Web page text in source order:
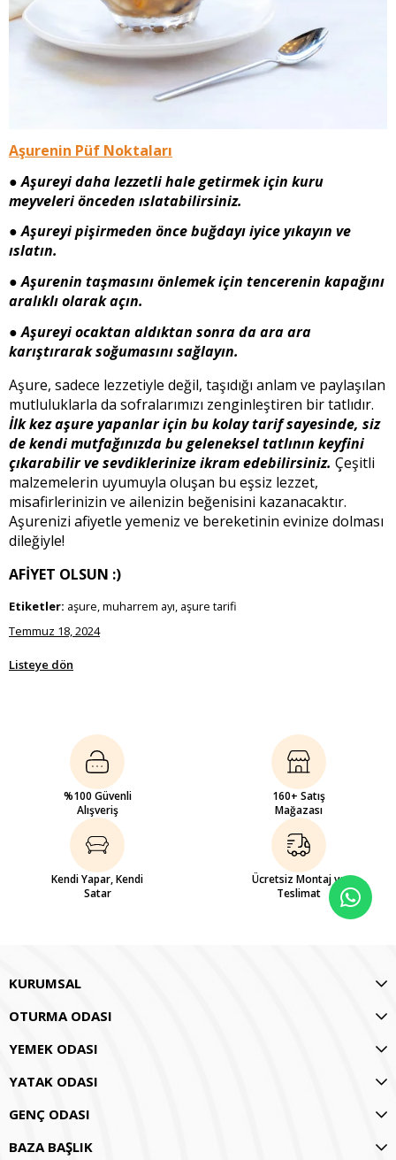
Aşurenin Püf Noktaları
●Aşureyi daha lezzetli hale getirmek için kuru
meyveleri önceden ıslatabilirsiniz.
●Aşureyi pişirmeden önce buğdayı iyice yıkayın ve
ıslatın.
●Aşurenin taşmasını önlemek için tencerenin kapağını
aralıklı olarak açın.
● Aşureyi ocaktan aldıktan sonra da ara ara
karıştırarak soğumasını sağlayın.
Aşure, sadece lezzetiyle değil, taşıdığı anlam ve paylaşılan
mutluluklarla da sofralarımızı zenginleştiren bir tatlıdır.
İlk kez aşure yapanlar için bu kolay tarif sayesinde, siz
de kendi mutfağınızda bu geleneksel tatlının keyfini
çıkarabilir ve sevdiklerinize ikram edebilirsiniz. Çeşitli
malzemelerin uyumuyla oluşan bu eşsiz lezzet,
misafirlerinizin ve ailenizin beğenisini kazanacaktır.
Aşurenizi afiyetle yemeniz ve bereketinin evinize dolması
dileğiyle!
AFİYET OLSUN :)
Etiketler: aşure, muharrem ayı, aşure tarifi
Temmuz 18, 2024
Listeye dön
%100 Güvenli
Alışveriş
160+ Satış
Mağazası
Kendi Yapar, Kendi
Satar
Ücretsiz Montaj ve
Teslimat
KURUMSAL
OTURMA ODASI
YEMEK ODASI
YATAK ODASI
GENÇ ODASI
BAZA BAŞLIK